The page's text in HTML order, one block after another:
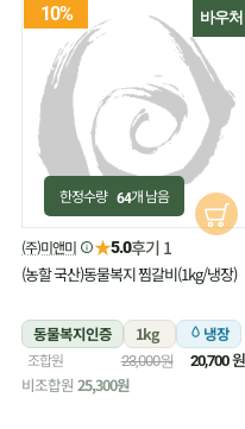
바우처
10%
한정수량 64개 남음
(주)미앤미 ★5.0후기 1
(농할 국산)동물복지 찜갈비(1kg/냉장)
동물복지인증 1kg 냉장
조합원 23,000원 20,700원
비조합원 25,300원